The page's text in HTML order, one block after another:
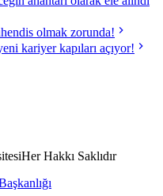
olmak zorunda!
kariyer kapıları açıyor!
Her Hakkı Saklıdır